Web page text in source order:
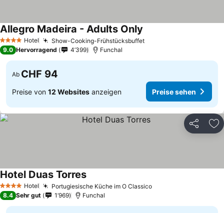
4 Sterne Hotel Show-Cooking-FrühstücksbuffetPreise sehen
Allegro Madeira - Adults Only
9.0 Hervorragend 4’399 Funchal
Ab CHF 94
Preise von 12 Websites anzeigen Preise sehen
Teilen
4 Sterne Hotel Portugiesische Küche im O ClassicoPreise sehen
Hotel Duas TorresPreise sehen
8.4 Sehr gut 1’969 Funchal